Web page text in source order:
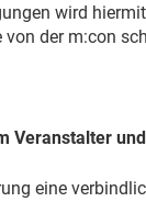
wird
der m:con
Veranstalter
eine